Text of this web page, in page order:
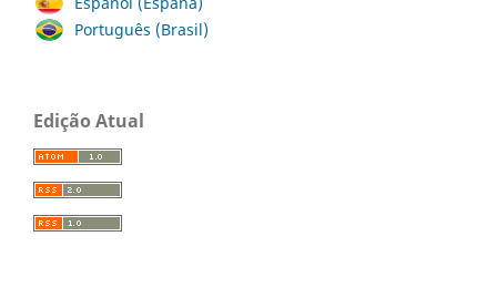
Português (Brasil)
Edição Atual